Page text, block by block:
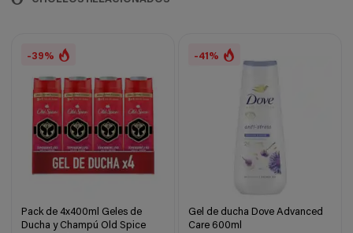
-39%
Pack de 4x400ml Geles de
Ducha y Champú Old Spice
-41%
Gel de ducha Dove Advanced
Care 600ml